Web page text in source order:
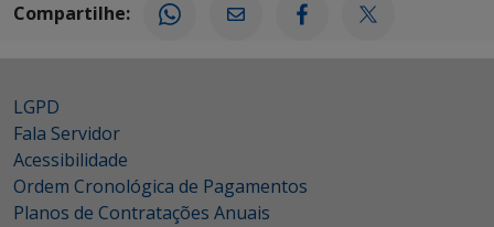
Compartilhe:
LGPD
Fala Servidor
Acessibilidade
Ordem Cronológica de Pagamentos
Planos de Contratações Anuais